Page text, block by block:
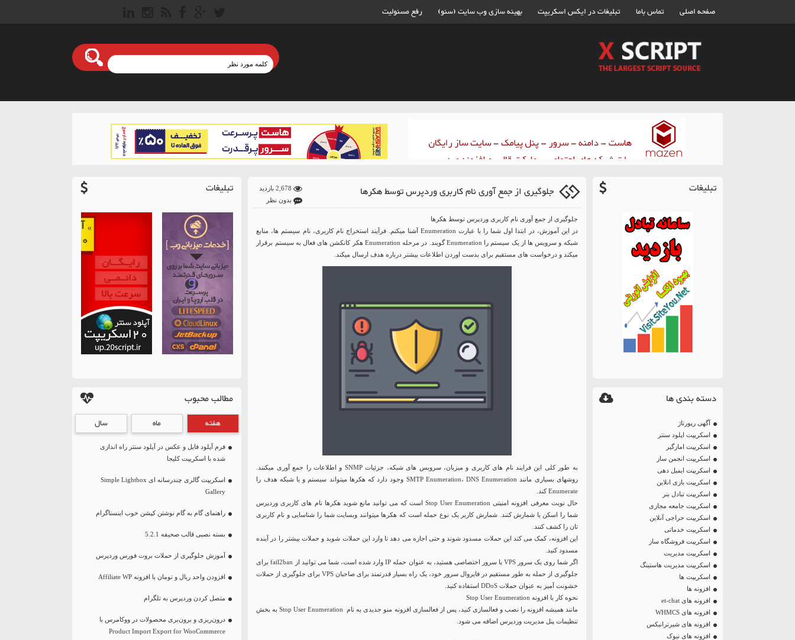
صفحه اصلی تماس باما تبلیغات در ایکس اسکریپت بهینه سازی وب سایت (سئو) رفع مسئولیت
تبلیغات
دسته بندی ها
آگهی رپورتاژ
اسکریپت اپلود سنتر
اسکریپت امارگیر
اسکریپت انجمن ساز
اسکریپت ایمیل دهی
اسکریپت بازی انلاین
اسکریپت تبادل بنر
اسکریپت جامعه مجازی
اسکریپت حراجی آنلاین
اسکریپت خدماتی
اسکریپت فروشگاه ساز
اسکریپت مدیریت
اسکریپت مدیریت هاستینگ
اسکریپت ها
افزونه ها
افزونه های et-chat
افزونه های WHMCS
افزونه های شیرترانیکس
افزونه های نیوک
جلوگیری از جمع آوری نام کاربری وردپرس توسط هکرها
بدون نظر
جلوگیری از جمع آوری نام کاربری وردپرس توسط هکرها
در این آموزش، در ابتدا اول شما را با عبارت Enumeration آشنا میکنم. فرآیند استخراج نام کاربری، نام سیستم ها، منابع
شبکه و سرویس ها از یک سیستم را Enumeration گویند. در مرحله Enumeration هکر کانکشن های فعال به سیستم برقرار
میکند و درخواست های مستقیم برای بدست اوردن اطلاعات بیشتر درباره هدف ارسال میکند.
به طور کلی این فرایند نام های کاربری و میزبان، سرویس های شبکه، جزئیات SNMP و اطلاعات را جمع آوری میکنند.
روشهای بسیاری مانند SMTP Enumeration، DNS Enumeration وجود دارد که هکرها میتواند سیستم و یا شبکه هدف را
Enumerate کند.
حال نوبت معرفی افزونه امنیتی Stop User Enumeration است که می توانید مانع شوید هکرها نام های کاربری
وردپرس
شما را اسکن یا شمارش کنند. شمارش کاربر یک نوع حمله است که هکرها میتوانند وبسایت شما را شناسایی و نام کاربری
تان را کشف کنند.
این افزونه، کمک می کند این حملات مسدود شوند و حتی اجازه می دهد تا وارد این حملات شوید و حملات بیشتر را در آینده
مسدود کنید.
اگر شما روی یک سرور VPS یا سرور اختصاصی هستید، به عنوان حمله IP وارد شده است، شما می توانید از fail2ban برای
جلوگیری از حمله به طور مستقیم در فایروال سرور خود، یک راه بسیار قدرتمند برای صاحبان VPS برای جلوگیری از حملات
خشونت آمیز به عنوان حملات DDoS استفاده کنید.
نحوه کار با افزونه Stop User Enumeration
مانند همیشه افزونه را نصب و فعالسازی کنید، پس از فعالسازی افزونه منو جدیدی به نام Stop User Enumeration به بخش
تنظیمات پنل مدیریتوردپرس اضافه می شود.
تبلیغات
مطالب محبوب
هفته ماه سال
فرم آپلود فایل و عکس در آپلود سنتر راه اندازی
شده با اسکریپت کلیجا
اسکریپت گالری چندرسانه ای Simple Lightbox
Gallery
راهنمای گام به گام نوشتن کپشن خوب اینستاگرام
بسته نصبی قالب صحیفه 5.2.1
آموزش جلوگیری از حملات بروت فورس وردپرس
افزودن واحد ریال و تومان با افزونه Affiliate WP
متصل کردن وردپرس به تلگرام
درون‌ریزی و برون‌بری محصولات در ووکامرس با
Product Import Export for WooCommerce